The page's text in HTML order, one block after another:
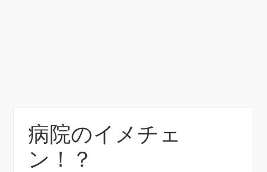
病院のイメチェ
ン！？